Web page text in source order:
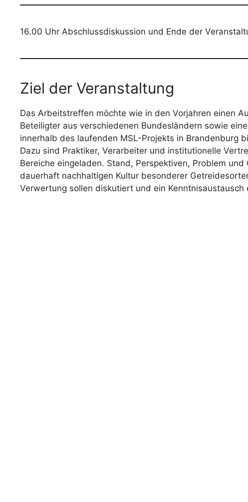
16.00 Uhr Abschlussdiskussion und Ende der
Ziel der Veranstaltung
Das Arbeitstreffen möchte wie in den Vorjahren einen
Beteiligter aus verschiedenen Bundesländern sowie
innerhalb des laufenden MSL-Projekts in Brandenburg
Dazu sind Praktiker, Verarbeiter und institutionelle
Bereiche eingeladen. Stand, Perspektiven, Problem und
dauerhaft nachhaltigen Kultur besonderer
Verwertung sollen diskutiert und ein Kenntnisaustausch